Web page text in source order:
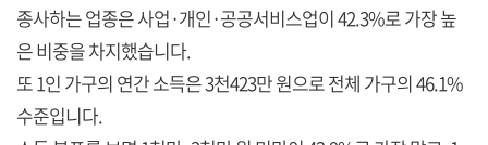
종사하는 업종은 사업·개인·공공서비스업이 42.3%로 가장 높
은 비중을 차지했습니다.
또 1인 가구의 연간 소득은 3천423만 원으로 전체 가구의 46.1%
수준입니다.